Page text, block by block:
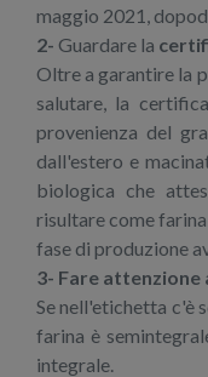
maggio 2021,
2- Guardare la
Oltre a garantire la
salutare, la
provenienza del
dall'estero e
biologica che
risultare come
fase di produzione
3- Fare
Se nell'etichetta c'è
farina è
integrale.